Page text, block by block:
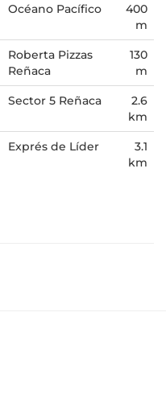
Océano Pacífico
400
m
Roberta Pizzas
Reñaca
130
m
Sector 5 Reñaca
2.6
km
Exprés de Líder
3.1
km